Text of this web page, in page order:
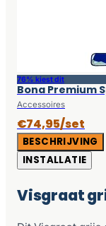
76% kiest dit
Bona Premium
Accessoires
€74,95/set
BESCHRIJVING
INSTALLATIE
Visgraat